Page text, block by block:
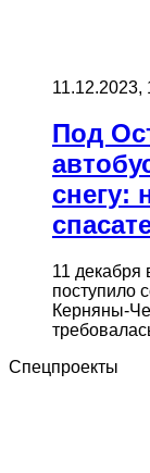
11.12.2023,
Под
снегу:
11 декабря
поступило
Керняны-
Спецпроекты